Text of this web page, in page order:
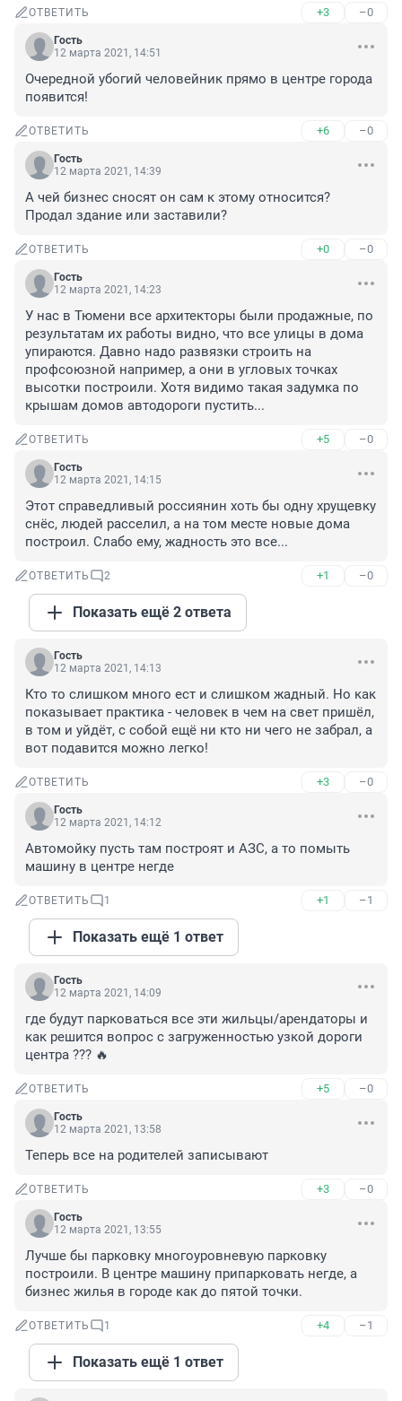
ОТВЕТИТЬ +3 –0
Гость
12 марта 2021, 14:51
Очередной убогий человейник прямо в центре города
появится!
ОТВЕТИТЬ +6 –0
Гость
12 марта 2021, 14:39
А чей бизнес сносят он сам к этому относится?
Продал здание или заставили?
ОТВЕТИТЬ +0 –0
Гость
12 марта 2021, 14:23
У нас в Тюмени все архитекторы были продажные, по
результатам их работы видно, что все улицы в дома
упираются. Давно надо развязки строить на
профсоюзной например, а они в угловых точках
высотки построили. Хотя видимо такая задумка по
крышам домов автодороги пустить...
ОТВЕТИТЬ +5 –0
Гость
12 марта 2021, 14:15
Этот справедливый россиянин хоть бы одну хрущевку
снёс, людей расселил, а на том месте новые дома
построил. Слабо ему, жадность это все...
ОТВЕТИТЬ 2 +1 –0
Показать ещё 2 ответа
Гость
12 марта 2021, 14:13
Кто то слишком много ест и слишком жадный. Но как
показывает практика - человек в чем на свет пришёл,
в том и уйдёт, с собой ещё ни кто ни чего не забрал, а
вот подавится можно легко!
ОТВЕТИТЬ +3 –0
Гость
12 марта 2021, 14:12
Автомойку пусть там построят и АЗС, а то помыть
машину в центре негде
ОТВЕТИТЬ 1 +1 –1
Показать ещё 1 ответ
Гость
12 марта 2021, 14:09
где будут парковаться все эти жильцы/арендаторы и
как решится вопрос с загруженностью узкой дороги
центра ??? 🔥
ОТВЕТИТЬ +5 –0
Гость
12 марта 2021, 13:58
Теперь все на родителей записывают
ОТВЕТИТЬ +3 –0
Гость
12 марта 2021, 13:55
Лучше бы парковку многоуровневую парковку
построили. В центре машину припарковать негде, а
бизнес жилья в городе как до пятой точки.
ОТВЕТИТЬ 1 +4 –1
Показать ещё 1 ответ